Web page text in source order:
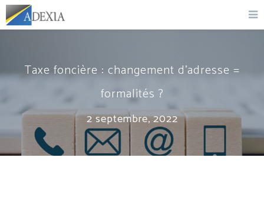
Taxe foncière : changement d’adresse =
formalités ?
2 septembre, 2022